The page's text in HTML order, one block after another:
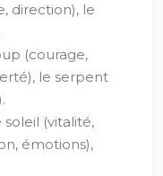
direction), le
(courage,
le serpent
soleil (vitalité,
émotions),